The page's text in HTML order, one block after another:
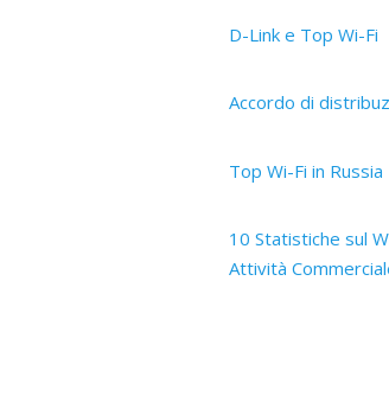
D-Link e Top Wi-Fi
Accordo di
Top Wi-Fi in Russia
10 Statistiche sul
Attività